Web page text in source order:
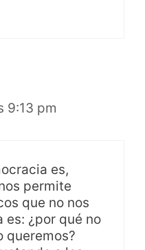
9:13 pm
es,
permite
que no nos
es: ¿por qué no
queremos?